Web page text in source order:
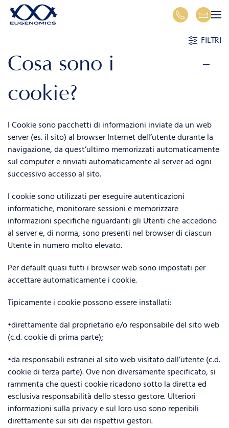
Skip to main content
FILTRI
Cosa sono i
cookie?
I Cookie sono pacchetti di informazioni inviate da un web
server (es. il sito) al browser Internet dell’utente durante la
navigazione, da quest’ultimo memorizzati automaticamente
sul computer e rinviati automaticamente al server ad ogni
successivo accesso al sito.
I cookie sono utilizzati per eseguire autenticazioni
informatiche, monitorare sessioni e memorizzare
informazioni specifiche riguardanti gli Utenti che accedono
al server e, di norma, sono presenti nel browser di ciascun
Utente in numero molto elevato.
Per default quasi tutti i browser web sono impostati per
accettare automaticamente i cookie.
Tipicamente i cookie possono essere installati:
•direttamente dal proprietario e/o responsabile del sito web
(c.d. cookie di prima parte);
•da responsabili estranei al sito web visitato dall’utente (c.d.
cookie di terza parte). Ove non diversamente specificato, si
rammenta che questi cookie ricadono sotto la diretta ed
esclusiva responsabilità dello stesso gestore. Ulteriori
informazioni sulla privacy e sul loro uso sono reperibili
direttamente sui siti dei rispettivi gestori.